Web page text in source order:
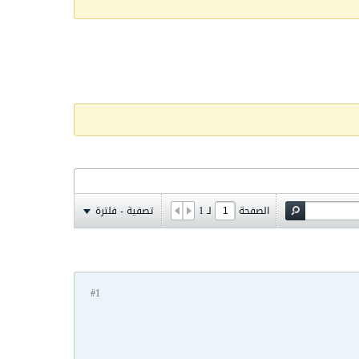
الصفحة لـ1 تصفية - فلترة
#1